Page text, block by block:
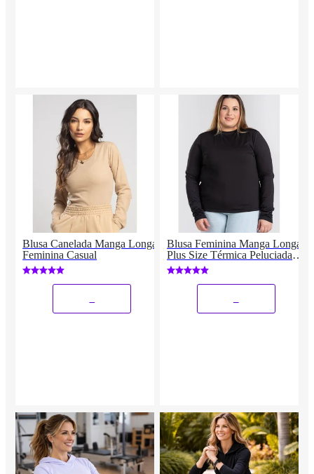
Blusa Canelada Manga Longa
Feminina Casual
Blusa Feminina Manga Longa
Plus Size Térmica Peluciada -
Serena